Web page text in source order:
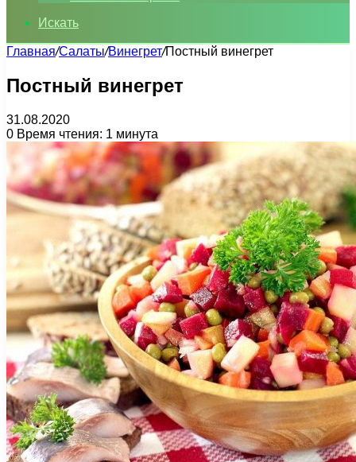
Искать
Главная/Салаты/Винегрет/Постный винегрет
Постный винегрет
31.08.2020
0 Время чтения: 1 минута